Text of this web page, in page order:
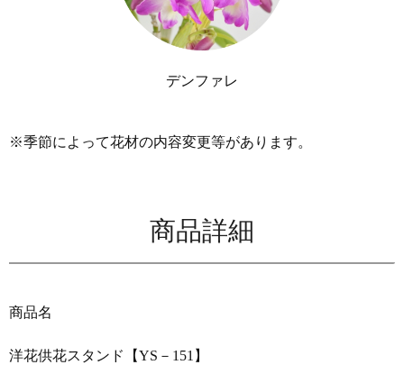
デンファレ
※季節によって花材の内容変更等があります。
商品詳細
商品名
洋花供花スタンド【YS－151】